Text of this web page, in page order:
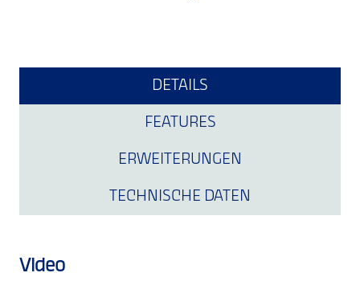
DETAILS
FEATURES
ERWEITERUNGEN
TECHNISCHE DATEN
Video